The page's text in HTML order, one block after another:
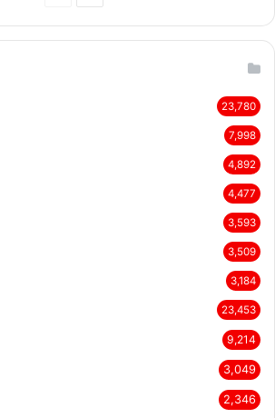
23,780
7,998
4,892
4,477
3,593
3,509
3,184
23,453
9,214
3,049
2,346